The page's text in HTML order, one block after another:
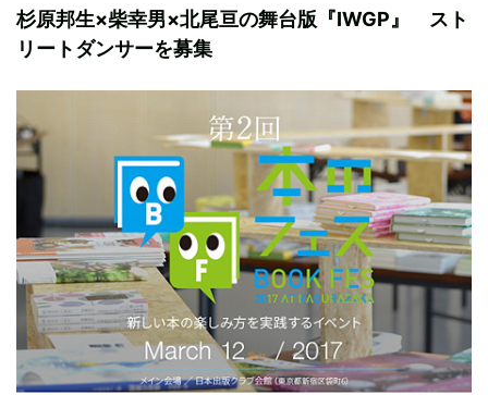
杉原邦生×柴幸男×北尾亘の舞台版『IWGP』 スト
リートダンサーを募集